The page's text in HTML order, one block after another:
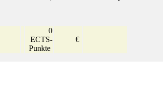
0
ECTS-
Punkte
€